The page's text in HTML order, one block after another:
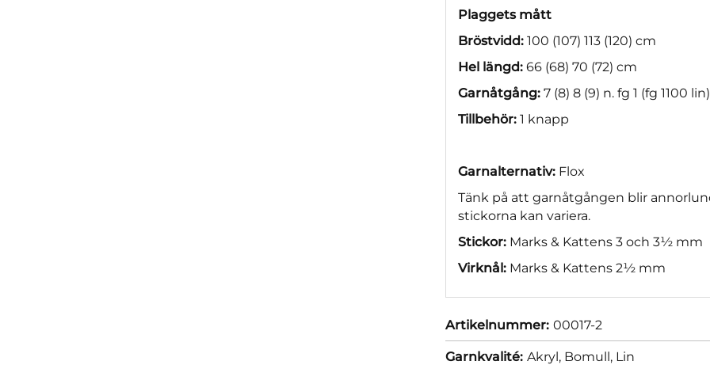
Plaggets mått
Bröstvidd: 100 (107) 113 (120) cm
Hel längd: 66 (68) 70 (72) cm
Garnåtgång: 7 (8) 8 (9) n. fg 1 (fg 1100
Tillbehör: 1 knapp
Garnalternativ: Flox
Tänk på att garnåtgången blir
stickorna kan variera.
Stickor: Marks & Kattens 3 och 3½ mm
Virknål: Marks & Kattens 2½ mm
Artikelnummer: 00017-2
Garnkvalité: Akryl, Bomull, Lin